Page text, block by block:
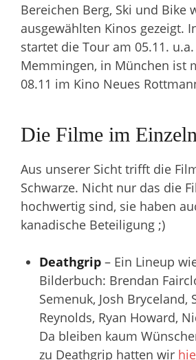
Bereichen Berg, Ski und Bike
ausgewählten Kinos gezeigt.
startet die Tour am 05.11.
Memmingen, in München ist
08.11 im Kino Neues
Die Filme im
Aus unserer Sicht trifft die
Schwarze. Nicht nur das die
hochwertig sind, sie haben
kanadische Beteiligung ;)
Deathgrip – Ein Lineup
Bilderbuch: Brendan
Semenuk, Josh Bryceland,
Reynolds, Ryan Howard,
Da bleiben kaum
zu Deathgrip hatten wir